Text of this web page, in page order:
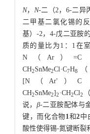
N， N-二（2，6-二异
二甲基二氯化锡的
基）-2，4-戊二亚胺
质的量比为1：1在
N（Ar）=C
CH2SnMe2Cl·C7H8 （
[N（Ar'）C
CH2SnMe2]2·CH2Cl2
说， β-二亚胺配体与
键，而化合物1和2中
酸性使得锡-氮键断裂